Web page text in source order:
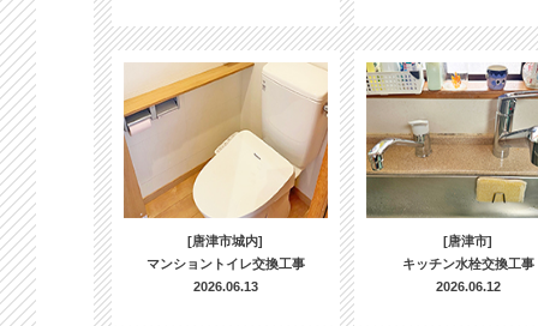
[唐津市城内]
マンショントイレ交換工事
2026.06.13
[唐津市]
キッチン水栓交換工事
2026.06.12